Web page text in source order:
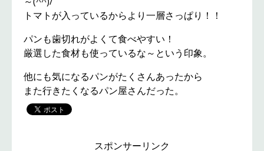
トマトが入っているからより一層さっぱり！！
パンも歯切れがよくて食べやすい！
厳選した食材も使っているな～という印象。
他にも気になるパンがたくさんあったから
また行きたくなるパン屋さんだった。
スポンサーリンク